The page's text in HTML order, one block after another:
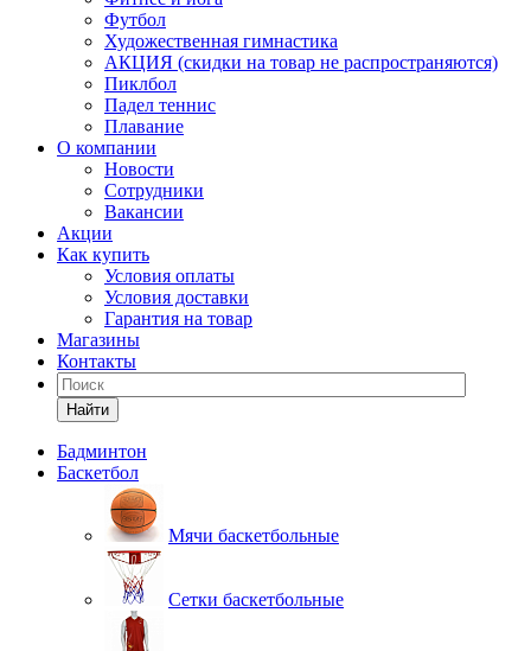
Футбол
Художественная гимнастика
АКЦИЯ (скидки на товар не распространяются)
Пиклбол
Падел теннис
Плавание
О компании
Новости
Сотрудники
Вакансии
Акции
Как купить
Условия оплаты
Условия доставки
Гарантия на товар
Магазины
Контакты
Найти
Бадминтон
Баскетбол
Мячи баскетбольные
Сетки баскетбольные